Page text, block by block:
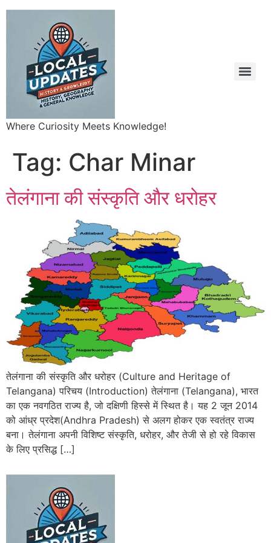
Where Curiosity Meets Knowledge!
Tag: Char Minar
तेलंगाना की संस्कृति और धरोहर
तेलंगाना की संस्कृति और धरोहर (Culture and Heritage of
Telangana) परिचय (Introduction) तेलंगाना (Telangana), भारत
का एक नवगठित राज्य है, जो दक्षिणी हिस्से में स्थित है। यह 2 जून 2014
को आंध्र प्रदेश(Andhra Pradesh) से अलग होकर एक स्वतंत्र राज्य
बना। तेलंगाना अपनी विशिष्ट संस्कृति, धरोहर, और तेजी से हो रहे विकास
के लिए प्रसिद्ध […]